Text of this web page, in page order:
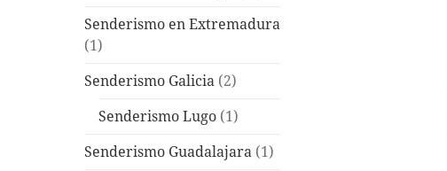
Senderismo en Extremadura
(1)
Senderismo Galicia (2)
Senderismo Lugo (1)
Senderismo Guadalajara (1)